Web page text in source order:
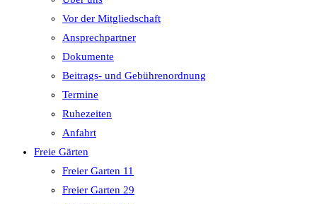
panel.
Vor der Mitgliedschaft
Ansprechpartner
Dokumente
Beitrags- und Gebührenordnung
Termine
Ruhezeiten
Anfahrt
Freie Gärten
Freier Garten 11
Freier Garten 29